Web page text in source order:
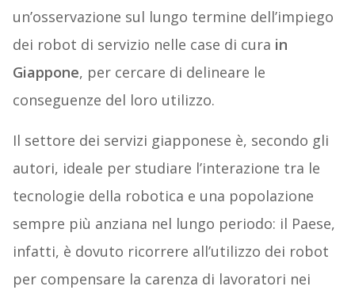
un’osservazione sul lungo termine dell’impiego
dei robot di servizio nelle case di cura in
Giappone, per cercare di delineare le
conseguenze del loro utilizzo.
Il settore dei servizi giapponese è, secondo gli
autori, ideale per studiare l’interazione tra le
tecnologie della robotica e una popolazione
sempre più anziana nel lungo periodo: il Paese,
infatti, è dovuto ricorrere all’utilizzo dei robot
per compensare la carenza di lavoratori nei